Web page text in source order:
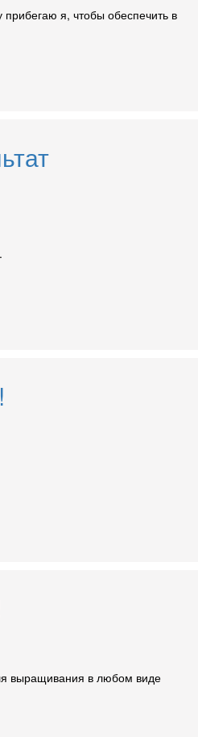
я, чтобы обеспечить в
выращивания в любом виде